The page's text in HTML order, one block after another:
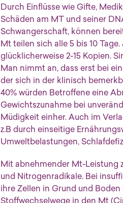
Durch Einflüsse wie Gifte,
Schäden am MT und seiner
Schwangerschaft, können
Mt teilen sich alle 5 bis 10
glücklicherweise 2-15 Kopien.
Man nimmt an, dass erst bei
der sich in der klinisch
40% würden Betroffene eine
Gewichtszunahme bei
Müdigkeit einher. Auch im
z.B durch einseitige
Umweltbelastungen,
Mit abnehmender Mt-Leistung
und Nitrogenradikale. Bei
ihre Zellen in Grund und
Stoffwechselwege in den Mt